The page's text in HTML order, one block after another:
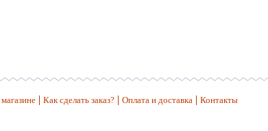
Как сделать заказ? Оплата и доставка Контакты